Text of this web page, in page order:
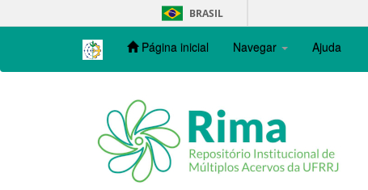
navigation
BRASIL
Página inicial Navegar Ajuda